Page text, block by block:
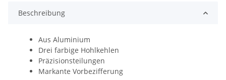
Beschreibung
Aus Aluminium
Drei farbige Hohlkehlen
Präzisionsteilungen
Markante Vorbezifferung